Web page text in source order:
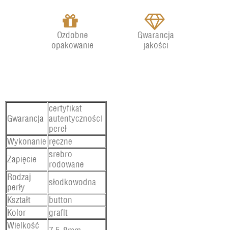
Ozdobne
opakowanie
Gwarancja
jakości
Gwarancja
certyfikat
autentyczności
pereł
Wykonanie ręczne
Zapięcie
srebro
rodowane
Rodzaj
perły
słodkowodna
Kształt
button
Kolor
grafit
Wielkość